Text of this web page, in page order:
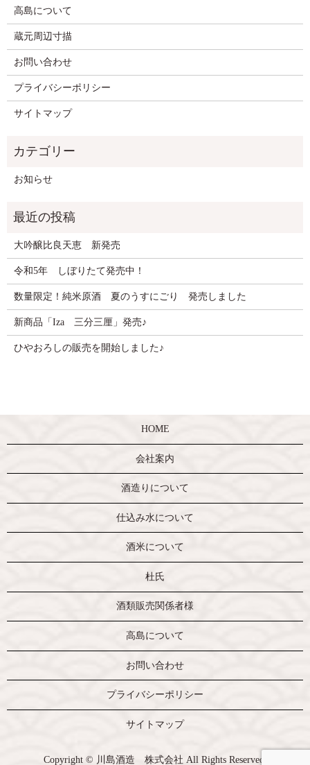
高島について
蔵元周辺寸描
お問い合わせ
プライバシーポリシー
サイトマップ
お知らせ
大吟醸比良天恵 新発売
令和5年 しぼりたて発売中！
数量限定！純米原酒 夏のうすにごり 発売しました
新商品「Iza 三分三厘」発売♪
ひやおろしの販売を開始しました♪
HOME
会社案内
酒造りについて
仕込み水について
酒米について
杜氏
酒類販売関係者様
高島について
お問い合わせ
プライバシーポリシー
サイトマップ
Copyright © 川島酒造 株式会社 All Rights Reserved.